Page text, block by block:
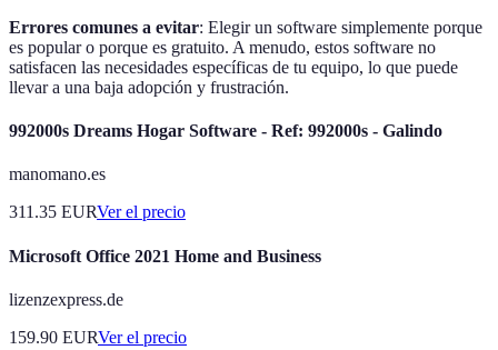
Errores comunes a evitar: Elegir un software simplemente porque
es popular o porque es gratuito. A menudo, estos software no
satisfacen las necesidades específicas de tu equipo, lo que puede
llevar a una baja adopción y frustración.
992000s Dreams Hogar Software - Ref: 992000s - Galindo
manomano.es
311.35 EURVer el precio
Microsoft Office 2021 Home and Business
lizenzexpress.de
159.90 EURVer el precio